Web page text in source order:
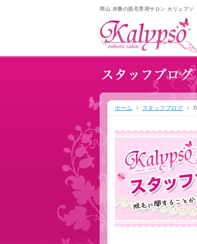
岡山 赤磐の脱毛専用サロン カリュプソ
ホーム スタッフブログ